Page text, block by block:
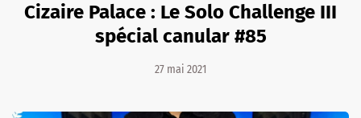
Cizaire Palace : Le Solo Challenge III
spécial canular #85
27 mai 2021